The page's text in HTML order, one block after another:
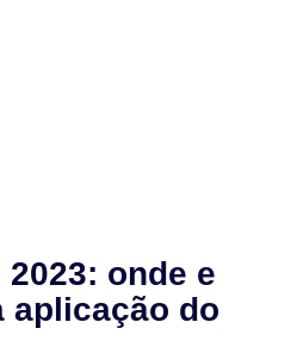
onde e
aplicação do